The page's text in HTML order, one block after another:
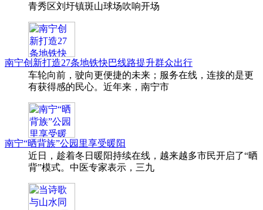
青秀区刘圩镇斑山球场吹响开场
南宁创新打造27条地铁快巴线路提升群众出行
车轮向前，驶向更便捷的未来；服务在线，连接的是更
有获得感的民心。近年来，南宁市
南宁“晒背族”公园里享受暖阳
近日，趁着冬日暖阳持续在线，越来越多市民开启了“晒
背”模式。中医专家表示，三九